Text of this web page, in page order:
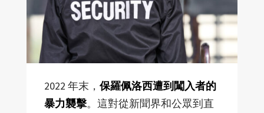
2022 年末， 保羅佩洛西遭到闖入者的
暴力襲擊。這對從新聞界和公眾到直